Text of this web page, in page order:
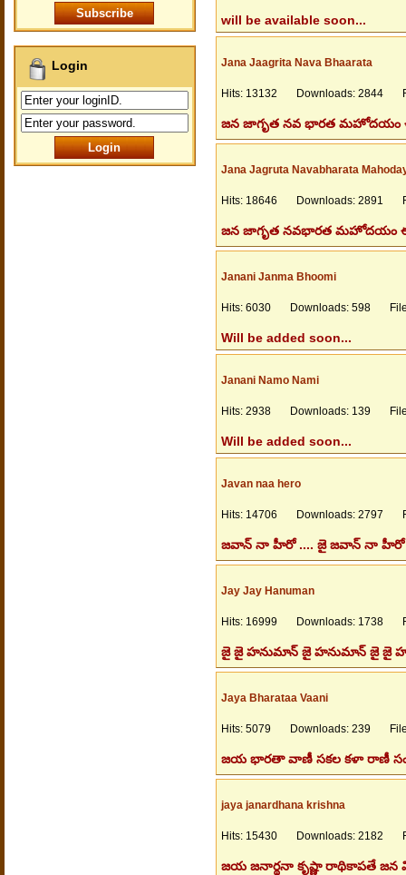
Login
will be available soon...
Jana Jaagrita Nava Bhaarata
Hits: 13132 Downloads: 2844
జన జాగృత నవ భారత మహోదయం
Jana Jagruta Navabharata
Hits: 18646 Downloads: 2891
జన జాగృత నవభారత మహోదయం ఈ
Janani Janma Bhoomi
Hits: 6030 Downloads: 598
Will be added soon...
Janani Namo Nami
Hits: 2938 Downloads: 139
Will be added soon...
Javan naa hero
Hits: 14706 Downloads: 2797
జవాన్ నా హీరో .... జై జవాన్ నా హీరో
Jay Jay Hanuman
Hits: 16999 Downloads: 1738
జై జై హనుమాన్ జై హనుమాన్ జై జై
Jaya Bharataa Vaani
Hits: 5079 Downloads: 239
జయ భారతా వాణీ సకల కళా రాణీ
jaya janardhana krishna
Hits: 15430 Downloads: 2182
జయ జనార్థనా కృష్ణా రాథికాపతే జన